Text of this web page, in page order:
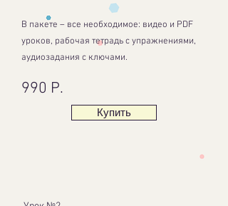
В пакете – все необходимое: видео и PDF
уроков, рабочая тетрадь с упражнениями,
аудиозадания с ключами.
990 Р.
Купить